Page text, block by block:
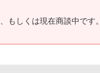
もしくは現在商談中です。